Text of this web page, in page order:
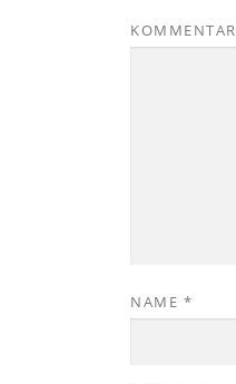
KOMMENTAR
NAME *